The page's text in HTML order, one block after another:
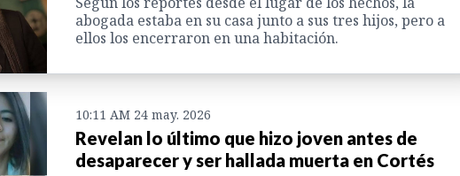
abogada estaba en su casa junto a sus tres hijos, pero a
ellos los encerraron en una habitación.
10:11 AM 24 may. 2026
Revelan lo último que hizo joven antes de
desaparecer y ser hallada muerta en Cortés